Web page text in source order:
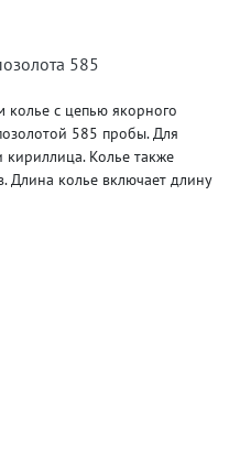
585
колье с цепью якорного
585 пробы. Для
кириллица. Колье также
Длина колье включает длину